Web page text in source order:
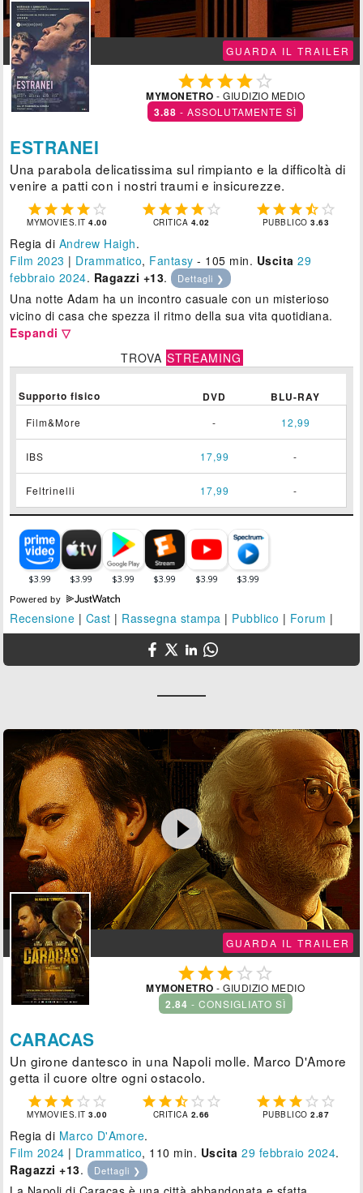
GUARDA IL TRAILER
 
MYMONETRO - GIUDIZIO MEDIO
3.88 - ASSOLUTAMENTE SÌ
ESTRANEI
Una parabola delicatissima sul rimpianto e la difficoltà di
venire a patti con i nostri traumi e insicurezze.
    
MYMOVIES.IT4.00
    
CRITICA 4.02
    
PUBBLICO3.63
Regia di Andrew Haigh.
Film 2023 | Drammatico, Fantasy - 105 min. Uscita 29
febbraio 2024. Ragazzi +13. Dettagli ❯
Una notte Adam ha un incontro casuale con un misterioso
vicino di casa che spezza il ritmo della sua vita quotidiana.
Espandi ▽
TROVA STREAMING
Supporto fisico DVD BLU-RAY
Film&More - 12,99
IBS 17,99 -
Feltrinelli 17,99 -
Powered by
Recensione | Cast | Rassegna stampa | Pubblico | Forum |

GUARDA IL TRAILER
  
MYMONETRO - GIUDIZIO MEDIO
2.84 - CONSIGLIATO SÌ
CARACAS
Un girone dantesco in una Napoli molle. Marco D'Amore
getta il cuore oltre ogni ostacolo.
    
MYMOVIES.IT3.00
    
CRITICA 2.66
    
PUBBLICO2.87
Regia di Marco D'Amore.
Film 2024 | Drammatico, 110 min. Uscita 29 febbraio 2024.
Ragazzi +13. Dettagli ❯